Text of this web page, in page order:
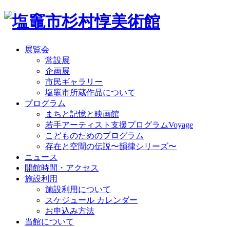
展覧会
常設展
企画展
市民ギャラリー
塩竈市所蔵作品について
プログラム
まちと記憶と映画館
若手アーティスト支援プログラムVoyage
こどものためのプログラム
存在と空間の伝説〜韻律シリーズ〜
ニュース
開館時間・アクセス
施設利用
施設利用について
スケジュール カレンダー
お申込み方法
当館について